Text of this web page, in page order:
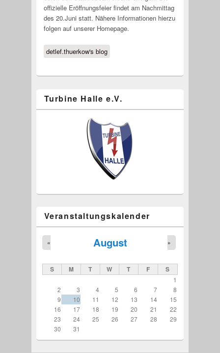
offizielle Eröffnungsfeier findet am Nachmittag
des 20.Juni statt. Nähere Informationen hierzu
folgen auf unserer Homepage.
detlef.thuerkow's blog
Turbine Halle e.V.
Veranstaltungskalender
August
« »
S M T W T F S
1
2
3 4 5 6 7
8
9
10 11 12 13 14
15
16
17 18 19 20 21
22
23
24 25 26 27 28
29
30
31